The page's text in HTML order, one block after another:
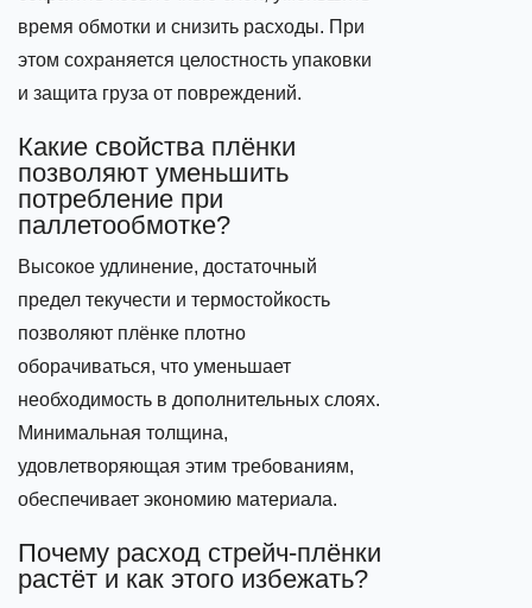
время обмотки и снизить расходы. При
этом сохраняется целостность упаковки
и защита груза от повреждений.
Какие свойства плёнки
позволяют уменьшить
потребление при
паллетообмотке?
Высокое удлинение, достаточный
предел текучести и термостойкость
позволяют плёнке плотно
оборачиваться, что уменьшает
необходимость в дополнительных слоях.
Минимальная толщина,
удовлетворяющая этим требованиям,
обеспечивает экономию материала.
Почему расход стрейч‑плёнки
растёт и как этого избежать?